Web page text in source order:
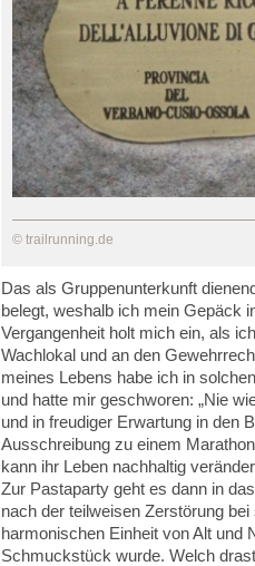
© trailrunning.de
Das als Gruppenunterkunft
belegt, weshalb ich mein Gepäck
Vergangenheit holt mich ein, als
Wachlokal und an den
meines Lebens habe ich in
und hatte mir geschworen: „Nie
und in freudiger Erwartung in den
Ausschreibung zu einem
kann ihr Leben nachhaltig
Zur Pastaparty geht es dann in
nach der teilweisen Zerstörung
harmonischen Einheit von Alt und
Schmuckstück wurde. Welch